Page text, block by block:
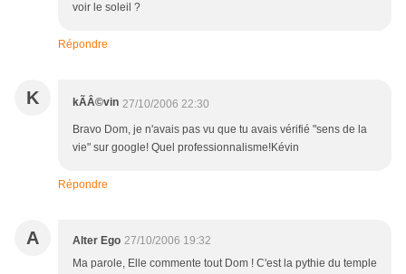
voir le soleil ?
Répondre
K kÃÂ©vin 27/10/2006 22:30
Bravo Dom, je n'avais pas vu que tu avais vérifié "sens de la
vie" sur google! Quel professionnalisme!Kévin
Répondre
A Alter Ego 27/10/2006 19:32
Ma parole, Elle commente tout Dom ! C'est la pythie du temple